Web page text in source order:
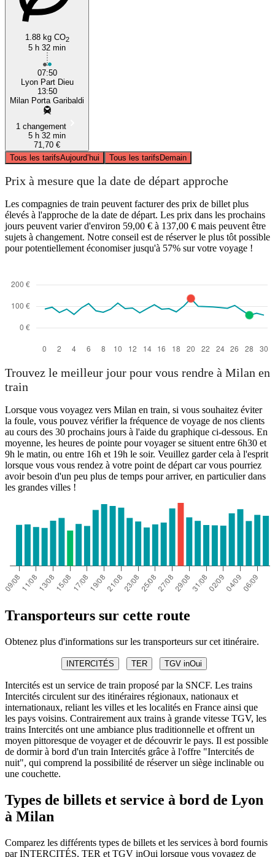
1.88 kg CO2
5 h 32 min
07:50
Lyon Part Dieu
13:50
Milan Porta Garibaldi
1 changement
5 h 32 min
71,70 €
Tous les tarifsAujourd’hui Tous les tarifsDemain
Prix à mesure que la date de départ approche
Les compagnies de train peuvent facturer des prix de billet plus
élevés à l'approche de la date de départ. Les prix dans les prochains
jours peuvent varier d'environ 59,00 € à 137,00 € mais peuvent être
sujets à changement. Notre conseil est de réserver le plus tôt possible
pour potentiellement économiser jusqu'à 57% sur votre voyage !
Trouvez le meilleur jour pour vous rendre à Milan en
train
Lorsque vous voyagez vers Milan en train, si vous souhaitez éviter
la foule, vous pouvez vérifier la fréquence de voyage de nos clients
au cours des 30 prochains jours à l'aide du graphique ci-dessous. En
moyenne, les heures de pointe pour voyager se situent entre 6h30 et
9h le matin, ou entre 16h et 19h le soir. Veuillez garder cela à l'esprit
lorsque vous vous rendez à votre point de départ car vous pourriez
avoir besoin d'un peu plus de temps pour arriver, en particulier dans
les grandes villes !
Transporteurs sur cette route
Obtenez plus d'informations sur les transporteurs sur cet itinéraire.
INTERCITÉS TER TGV inOui
Intercités est un service de train proposé par la SNCF. Les trains
Intercités circulent sur des itinéraires régionaux, nationaux et
internationaux, reliant les villes et les localités en France ainsi que
les pays voisins. Contrairement aux trains à grande vitesse TGV, les
trains Intercités ont une ambiance plus traditionnelle et offrent un
moyen pittoresque de voyager et de découvrir le pays. Il est possible
de dormir à bord d'un train Intercités grâce à l'offre "Intercités de
nuit", qui comprend la possibilité de réserver un siège inclinable ou
une couchette.
Types de billets et service à bord de Lyon
à Milan
Comparez les différents types de billets et les services à bord fournis
par INTERCITÉS, TER et TGV inOui lorsque vous voyagez de